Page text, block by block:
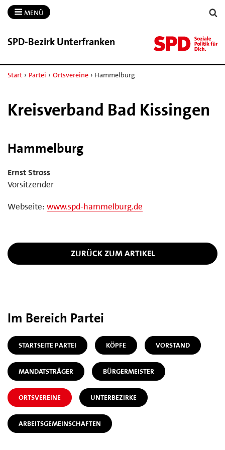
MENÜ
SPD-​Bezirk Unterfranken
Start › Partei › Ortsvereine › Hammelburg
Kreisverband Bad Kissingen
Hammelburg
Ernst Stross
Vorsitzender
Webseite: www.spd-hammelburg.de
ZURÜCK ZUM ARTIKEL
Im Bereich Partei
STARTSEITE PARTEI KÖPFE VORSTAND
MANDATSTRÄGER BÜRGERMEISTER
ORTSVEREINE UNTERBEZIRKE
ARBEITSGEMEINSCHAFTEN